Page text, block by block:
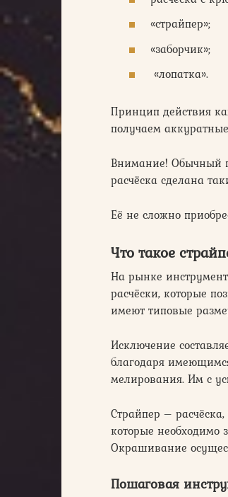
«страйпер»;
«заборчик»;
«лопатка».
Принцип действия
получаем
Внимание! Обычный
расчёска сделана
Её не сложно
Что такое
На рынке
расчёски, которые
имеют типовые
Исключение
благодаря
мелирования. Им с
Страйпер –
которые
Окрашивание
Пошаговая